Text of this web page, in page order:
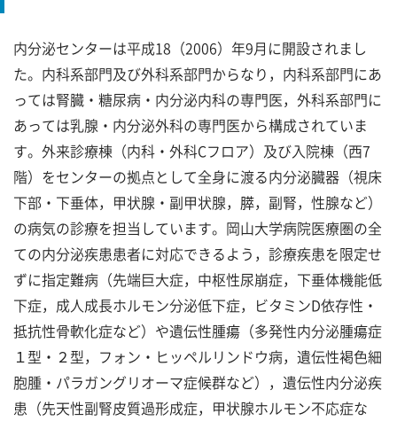
内分泌センターは平成18（2006）年9月に開設されまし
た。内科系部門及び外科系部門からなり，内科系部門にあ
っては腎臓・糖尿病・内分泌内科の専門医，外科系部門に
あっては乳腺・内分泌外科の専門医から構成されていま
す。外来診療棟（内科・外科Cフロア）及び入院棟（西7
階）をセンターの拠点として全身に渡る内分泌臓器（視床
下部・下垂体，甲状腺・副甲状腺，膵，副腎，性腺など）
の病気の診療を担当しています。岡山大学病院医療圏の全
ての内分泌疾患患者に対応できるよう，診療疾患を限定せ
ずに指定難病（先端巨大症，中枢性尿崩症，下垂体機能低
下症，成人成長ホルモン分泌低下症，ビタミンD依存性・
抵抗性骨軟化症など）や遺伝性腫瘍（多発性内分泌腫瘍症
１型・２型，フォン・ヒッペルリンドウ病，遺伝性褐色細
胞腫・パラガングリオーマ症候群など），遺伝性内分泌疾
患（先天性副腎皮質過形成症，甲状腺ホルモン不応症な